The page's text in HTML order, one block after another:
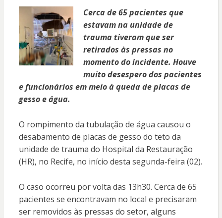
Cerca de 65 pacientes que
estavam na unidade de
trauma tiveram que ser
retirados às pressas no
momento do incidente. Houve
muito desespero dos pacientes
e funcionários em meio à queda de placas de
gesso e água.
O rompimento da tubulação de água causou o
desabamento de placas de gesso do teto da
unidade de trauma do Hospital da Restauração
(HR), no Recife, no início desta segunda-feira (02).
O caso ocorreu por volta das 13h30. Cerca de 65
pacientes se encontravam no local e precisaram
ser removidos às pressas do setor, alguns